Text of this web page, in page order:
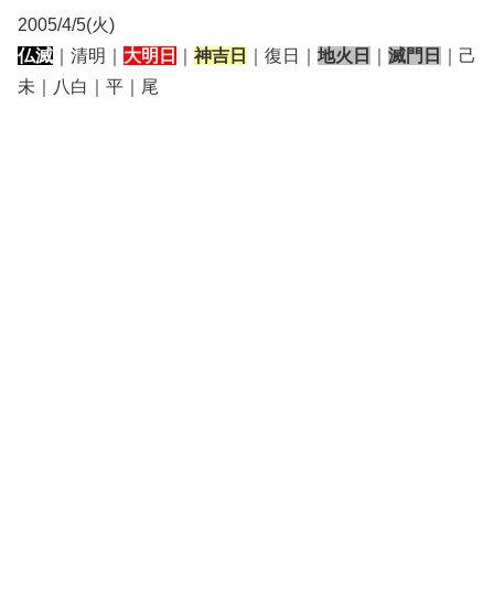
2005/4/5(火)
仏滅 ｜清明｜ 大明日 神吉日 ｜復日｜ 地火日 滅門日
｜己
未｜八白｜平｜尾